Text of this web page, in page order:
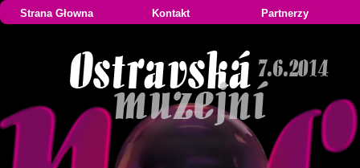
Strana Głowna Kontakt Partnerzy